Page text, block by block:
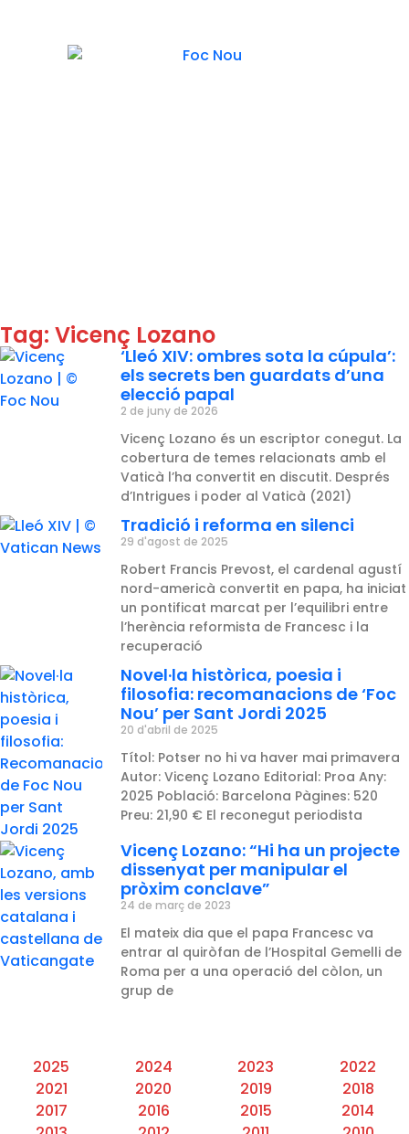
Tag: Vicenç Lozano
‘Lleó XIV: ombres sota la cúpula’:
els secrets ben guardats d’una
elecció papal
2 de juny de 2026
Vicenç Lozano és un escriptor conegut. La
cobertura de temes relacionats amb el
Vaticà l’ha convertit en discutit. Després
d’Intrigues i poder al Vaticà (2021)
Tradició i reforma en silenci
29 d'agost de 2025
Robert Francis Prevost, el cardenal agustí
nord-americà convertit en papa, ha iniciat
un pontificat marcat per l’equilibri entre
l’herència reformista de Francesc i la
recuperació
Novel·la històrica, poesia i
filosofia: recomanacions de ‘Foc
Nou’ per Sant Jordi 2025
20 d'abril de 2025
Títol: Potser no hi va haver mai primavera
Autor: Vicenç Lozano Editorial: Proa Any:
2025 Població: Barcelona Pàgines: 520
Preu: 21,90 € El reconegut periodista
Vicenç Lozano: “Hi ha un projecte
dissenyat per manipular el
pròxim conclave”
24 de març de 2023
El mateix dia que el papa Francesc va
entrar al quiròfan de l’Hospital Gemelli de
Roma per a una operació del còlon, un
grup de
2025
2021
2017
2024
2020
2016
2023
2019
2015
2022
2018
2014